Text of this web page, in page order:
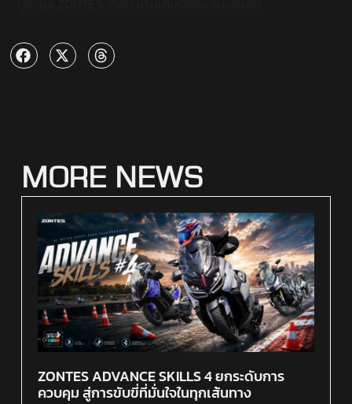
MORE NEWS
ZONTES ADVANCE SKILLS 4 ยกระดับการ
ควบคุม สู่การขับขี่ที่มั่นใจในทุกเส้นทาง